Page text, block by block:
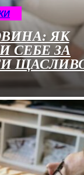
ЯК
СЕБЕ ЗА